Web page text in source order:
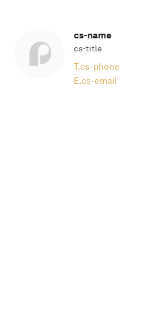
cs-name
cs-title
T.cs-phone
E.cs-email